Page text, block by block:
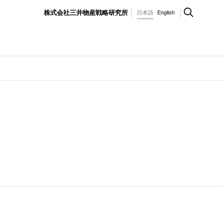
株式会社三井物産戦略研究所 日本語 English